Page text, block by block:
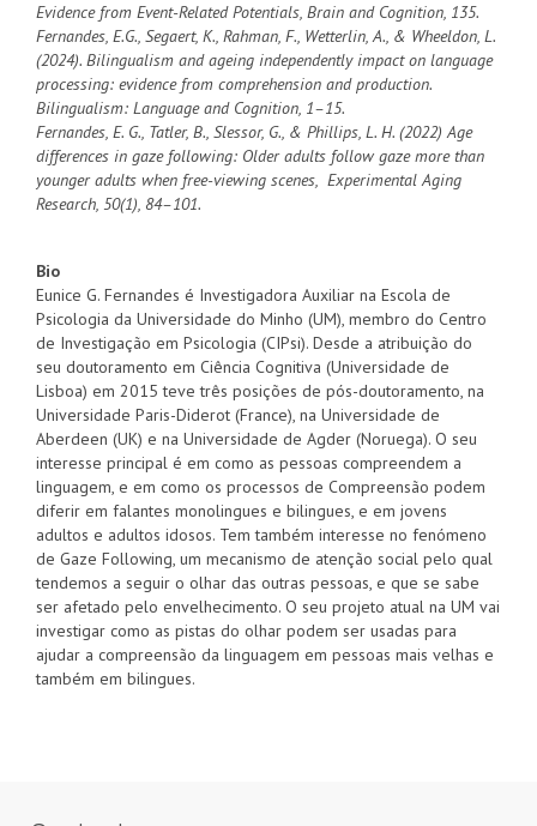
Evidence from Event-Related Potentials, Brain and Cognition, 135.
Fernandes, E.G., Segaert, K., Rahman, F., Wetterlin, A., & Wheeldon, L.
(2024). Bilingualism and ageing independently impact on language
processing: evidence from comprehension and production.
Bilingualism: Language and Cognition, 1–15.
Fernandes, E. G., Tatler, B., Slessor, G., & Phillips, L. H. (2022) Age
differences in gaze following: Older adults follow gaze more than
younger adults when free-viewing scenes, Experimental Aging
Research, 50(1), 84–101.
Bio
Eunice G. Fernandes é Investigadora Auxiliar na Escola de
Psicologia da Universidade do Minho (UM), membro do Centro
de Investigação em Psicologia (CIPsi). Desde a atribuição do
seu doutoramento em Ciência Cognitiva (Universidade de
Lisboa) em 2015 teve três posições de pós-doutoramento, na
Universidade Paris-Diderot (France), na Universidade de
Aberdeen (UK) e na Universidade de Agder (Noruega). O seu
interesse principal é em como as pessoas compreendem a
linguagem, e em como os processos de Compreensão podem
diferir em falantes monolingues e bilingues, e em jovens
adultos e adultos idosos. Tem também interesse no fenómeno
de Gaze Following, um mecanismo de atenção social pelo qual
tendemos a seguir o olhar das outras pessoas, e que se sabe
ser afetado pelo envelhecimento. O seu projeto atual na UM vai
investigar como as pistas do olhar podem ser usadas para
ajudar a compreensão da linguagem em pessoas mais velhas e
também em bilingues.